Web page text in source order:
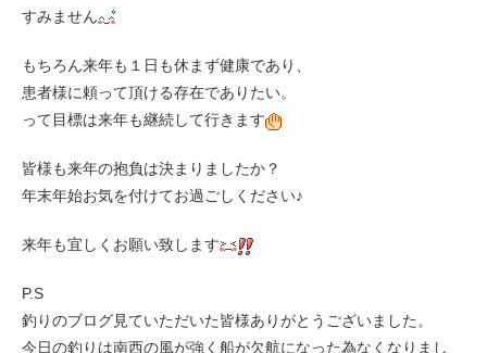
すみません
もちろん来年も１日も休まず健康であり、
患者様に頼って頂ける存在でありたい。
って目標は来年も継続して行きます
皆様も来年の抱負は決まりましたか？
年末年始お気を付けてお過ごしください♪
来年も宜しくお願い致します
P.S
釣りのブログ見ていただいた皆様ありがとうございました。
今日の釣りは南西の風が強く船が欠航になった為なくなりまし